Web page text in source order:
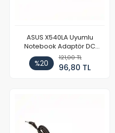
ASUS X540LA Uyumlu
Notebook Adaptör DC
Power Kablosu
%20
121,00 TL
96,80 TL